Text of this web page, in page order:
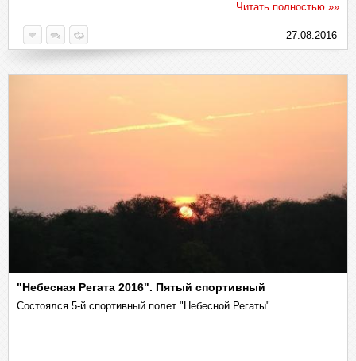
Читать полностью »»
27.08.2016
"Небесная Регата 2016". Пятый спортивный
Состоялся 5-й спортивный полет "Небесной Регаты"....